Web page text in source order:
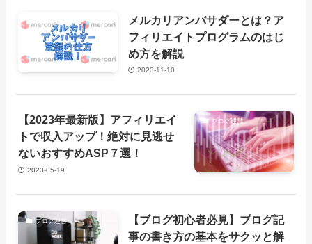
ブログ運営
メルカリアンバサダーとは？ア
フィリエイトプログラムのはじ
め方を解説
2023-11-10
ブログ運営
【2023年最新版】アフィリエイ
トで収入アップ！絶対に見逃せ
ないおすすめASP７選！
2023-05-19
ブログ運営
【ブログ初心者必見】ブログ記
事の書き方の基本をサクッと解